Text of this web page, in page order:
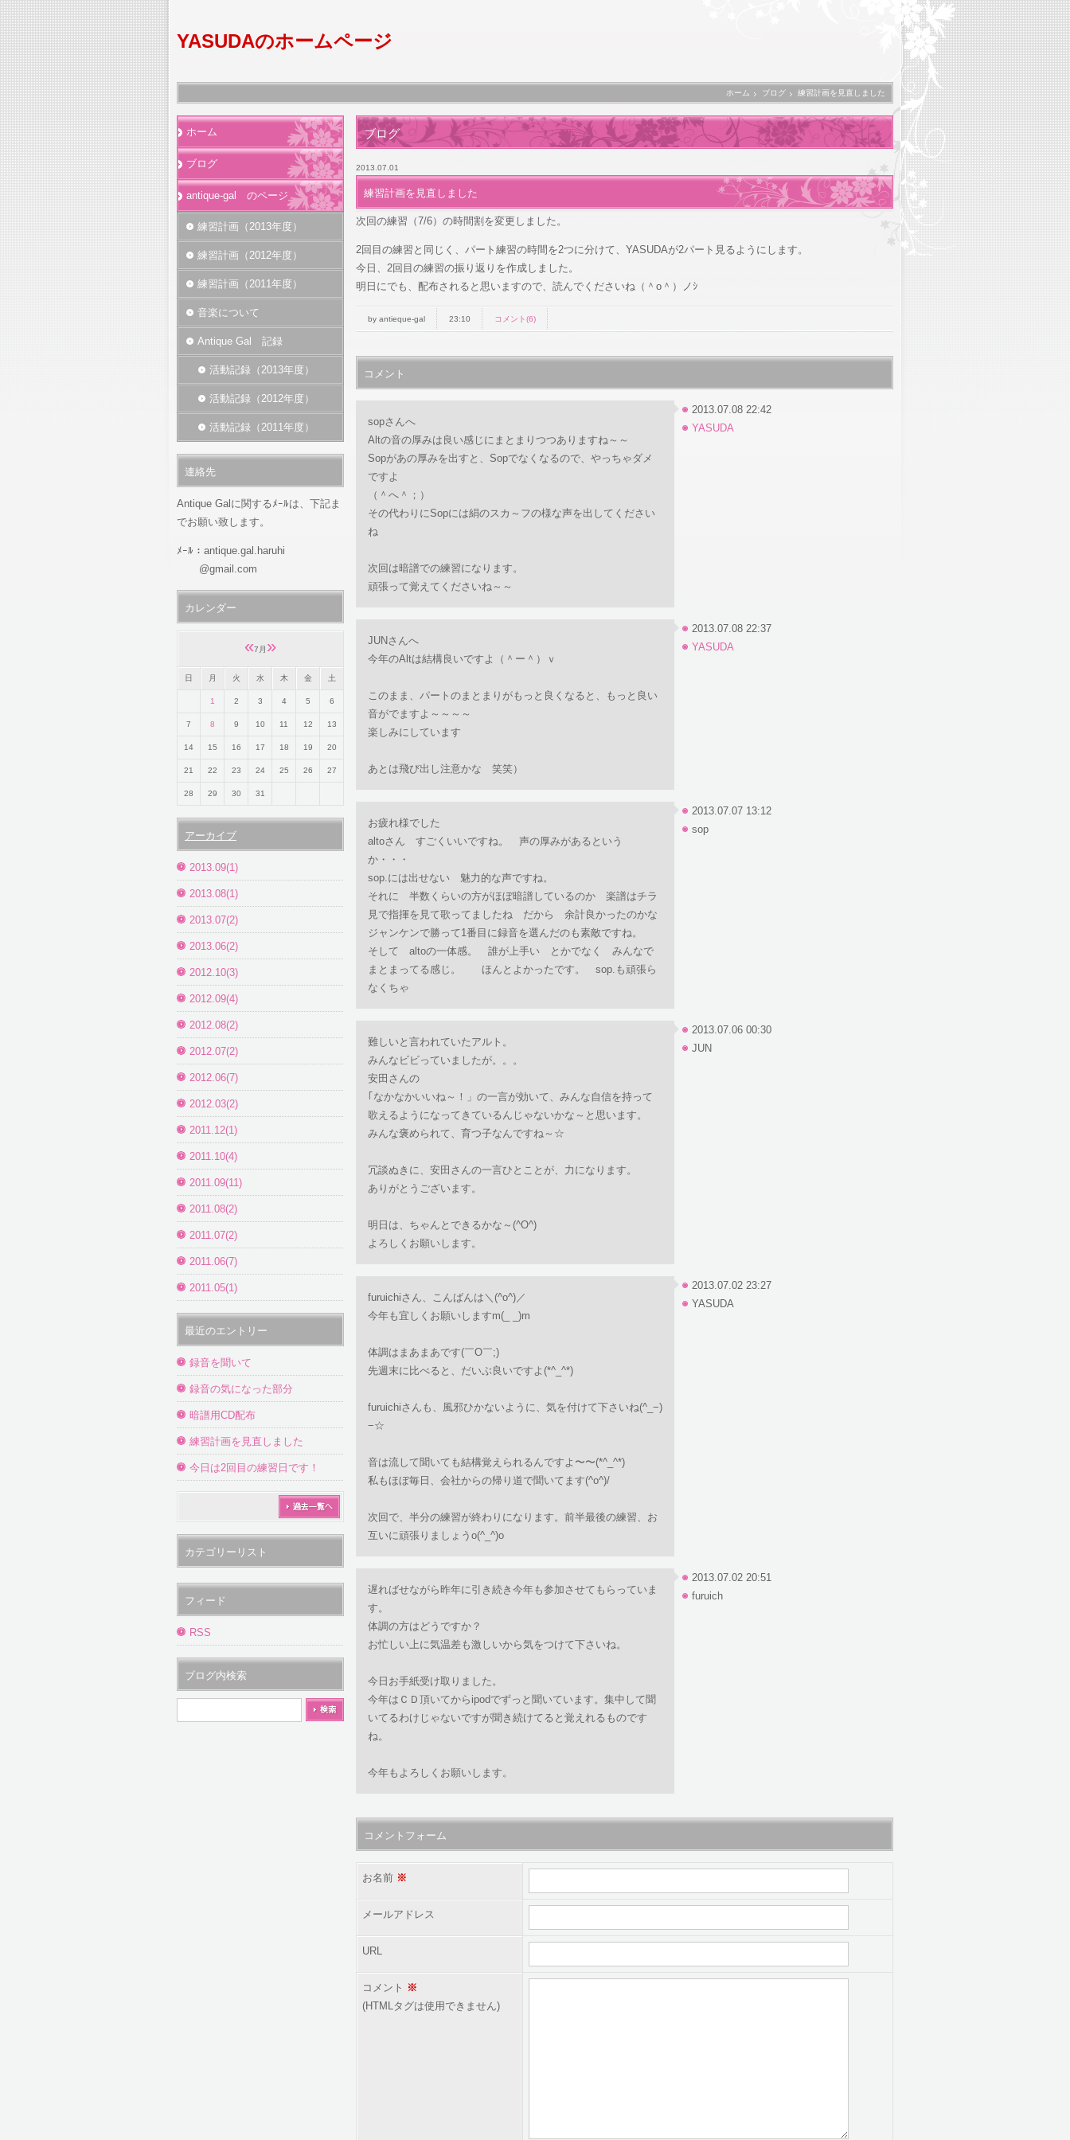
YASUDAのホームページ
ホーム ブログ 練習計画を見直しました
ブログ
2013.07.01
練習計画を見直しました
次回の練習（7/6）の時間割を変更しました。
2回目の練習と同じく、パート練習の時間を2つに分けて、YASUDAが2パート見るようにします。
今日、2回目の練習の振り返りを作成しました。
明日にでも、配布されると思いますので、読んでくださいね（＾o＾）ノｼ
by antieque-gal 23:10 コメント(6)
コメント
sopさんへ
Altの音の厚みは良い感じにまとまりつつありますね～～
Sopがあの厚みを出すと、Sopでなくなるので、やっちゃダメ
ですよ
（＾へ＾；）
その代わりにSopには絹のスカ～フの様な声を出してください
ね
次回は暗譜での練習になります。
頑張って覚えてくださいね～～
2013.07.08 22:42
YASUDA
JUNさんへ
今年のAltは結構良いですよ（＾ー＾）ｖ
このまま、パートのまとまりがもっと良くなると、もっと良い
音がでますよ～～～～
楽しみにしています
あとは飛び出し注意かな 笑笑）
2013.07.08 22:37
YASUDA
お疲れ様でした
altoさん すごくいいですね。 声の厚みがあるという
か・・・
sop.には出せない 魅力的な声ですね。
それに 半数くらいの方がほぼ暗譜しているのか 楽譜はチラ
見で指揮を見て歌ってましたね だから 余計良かったのかな
ジャンケンで勝って1番目に録音を選んだのも素敵ですね。
そして altoの一体感。 誰が上手い とかでなく みんなで
まとまってる感じ。 ほんとよかったです。 sop.も頑張ら
なくちゃ
2013.07.07 13:12
sop
難しいと言われていたアルト。
みんなビビっていましたが。。。
安田さんの
｢なかなかいいね～！」の一言が効いて、みんな自信を持って
歌えるようになってきているんじゃないかな～と思います。
みんな褒められて、育つ子なんですね～☆
冗談ぬきに、安田さんの一言ひとことが、力になります。
ありがとうございます。
明日は、ちゃんとできるかな～(^O^)
よろしくお願いします。
2013.07.06 00:30
JUN
furuichiさん、こんばんは＼(^o^)／
今年も宜しくお願いしますm(_ _)m
体調はまあまあです(￣O￣;)
先週末に比べると、だいぶ良いですよ(*^_^*)
furuichiさんも、風邪ひかないように、気を付けて下さいね(^_−)
−☆
音は流して聞いても結構覚えられるんですよ〜〜(*^_^*)
私もほぼ毎日、会社からの帰り道で聞いてます(^o^)/
次回で、半分の練習が終わりになります。前半最後の練習、お
互いに頑張りましょうo(^_^)o
2013.07.02 23:27
YASUDA
遅ればせながら昨年に引き続き今年も参加させてもらっていま
す。
体調の方はどうですか？
お忙しい上に気温差も激しいから気をつけて下さいね。
今日お手紙受け取りました。
今年はＣＤ頂いてからipodでずっと聞いています。集中して聞
いてるわけじゃないですが聞き続けてると覚えれるものです
ね。
今年もよろしくお願いします。
2013.07.02 20:51
furuich
コメントフォーム
お名前 ※
メールアドレス
URL
コメント ※
(HTMLタグは使用できません)
ホーム
ブログ
antique-gal のページ
練習計画（2013年度）
練習計画（2012年度）
練習計画（2011年度）
音楽について
Antique Gal 記録
活動記録（2013年度）
活動記録（2012年度）
活動記録（2011年度）
連絡先
Antique Galに関するﾒｰﾙは、下記ま
でお願い致します。
ﾒｰﾙ：antique.gal.haruhi
@gmail.com
カレンダー
«7月 »
日 月 火 水 木 金 土
1 2 3 4 5 6
7 8 9 10 11 12 13
14 15 16 17 18 19 20
21 22 23 24 25 26 27
28 29 30 31
アーカイブ
2013.09(1)
2013.08(1)
2013.07(2)
2013.06(2)
2012.10(3)
2012.09(4)
2012.08(2)
2012.07(2)
2012.06(7)
2012.03(2)
2011.12(1)
2011.10(4)
2011.09(11)
2011.08(2)
2011.07(2)
2011.06(7)
2011.05(1)
最近のエントリー
録音を聞いて
録音の気になった部分
暗譜用CD配布
練習計画を見直しました
今日は2回目の練習日です！
ブログ一覧
へ
カテゴリーリスト
フィード
RSS
ブログ内検索